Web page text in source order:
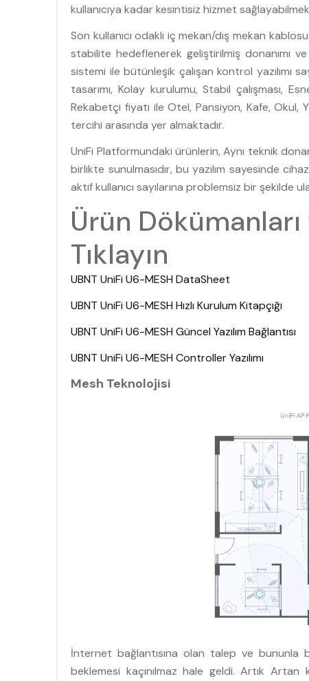
kullanıcıya kadar kesintisiz hizmet
Son kullanıcı odaklı iç mekan/dış mekan
stabilite hedeflenerek geliştirilmiş donanımı
sistemi ile bütünleşik çalışan kontrol yazılımı
tasarımı, Kolay kurulumu, Stabil çalışması,
Rekabetçi fiyatı ile Otel, Pansiyon, Kafe,
tercihi arasında yer almaktadır.
UniFi Platformundaki ürünlerin, Aynı teknik
birlikte sunulmasıdır, bu yazılım sayesinde
aktif kullanıcı sayılarına problemsiz bir şekilde
Ürün Dökümanları
Tıklayın
UBNT UniFi U6-MESH DataSheet
UBNT UniFi U6-MESH Hızlı Kurulum Kitapçığı
UBNT UniFi U6-MESH Güncel Yazılım Bağlantısı
UBNT UniFi U6-MESH Controller Yazılımı
Mesh Teknolojisi
İnternet bağlantısına olan talep ve bununla
beklemesi kaçınılmaz hale geldi. Artık